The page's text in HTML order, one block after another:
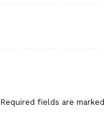
Required fields are marked